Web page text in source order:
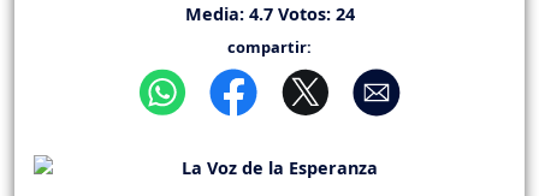
Media: 4.7Votos: 24
compartir: